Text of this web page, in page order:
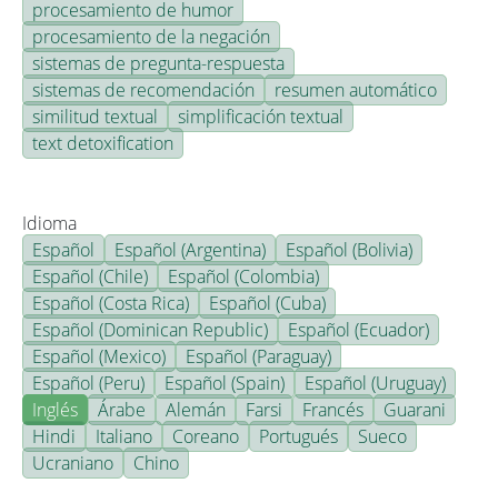
procesamiento de humor
procesamiento de la negación
sistemas de pregunta-respuesta
sistemas de recomendación
resumen automático
similitud textual
simplificación textual
text detoxification
Idioma
Español
Español (Argentina)
Español (Bolivia)
Español (Chile)
Español (Colombia)
Español (Costa Rica)
Español (Cuba)
Español (Dominican Republic)
Español (Ecuador)
Español (Mexico)
Español (Paraguay)
Español (Peru)
Español (Spain)
Español (Uruguay)
Inglés
Árabe Alemán Farsi Francés
Guarani
Hindi
Italiano Coreano Portugués
Sueco
Ucraniano
Chino